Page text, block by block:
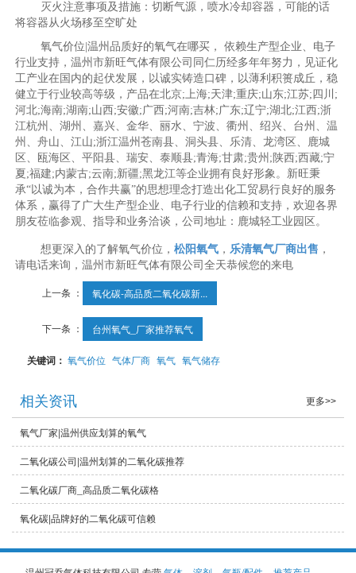
灭火注意事项及措施：切断气源，喷水冷却容器，可能的话
将容器从火场移至空旷处
氧气价位|温州品质好的氧气在哪买， 依赖生产型企业、电子
行业支持，温州市新旺气体有限公司同仁历经多年年努力，见证化
工产业在国内的起伏发展，以诚实铸造口碑，以薄利积篑成丘，稳
健立于行业较高等级，产品在北京;上海;天津;重庆;山东;江苏;四川;
河北;海南;湖南;山西;安徽;广西;河南;吉林;广东;辽宁;湖北;江西;浙
江杭州、湖州、嘉兴、金华、丽水、宁波、衢州、绍兴、台州、温
州、舟山、江山;浙江温州苍南县、洞头县、乐清、龙湾区、鹿城
区、瓯海区、平阳县、瑞安、泰顺县;青海;甘肃;贵州;陕西;西藏;宁
夏;福建;内蒙古;云南;新疆;黑龙江等企业拥有良好形象。新旺秉
承“以诚为本，合作共赢”的思想理念打造出化工贸易行良好的服务
体系，赢得了广大生产型企业、电子行业的信赖和支持，欢迎各界
朋友莅临参观、指导和业务洽谈，公司地址：鹿城轻工业园区。
想更深入的了解氧气价位，松阳氧气 ，乐清氧气厂商出售 ，
请电话来询，温州市新旺气体有限公司全天恭候您的来电
上一条 ： 氧化碳-高品质二氧化碳新...
下一条 ： 台州氧气_厂家推荐氧气
关键词：氧气价位 气体厂商 氧气 氧气储存
相关资讯 更多>>
氧气厂家|温州供应划算的氧气
二氧化碳公司|温州划算的二氧化碳推荐
二氧化碳厂商_高品质二氧化碳格
氧化碳|品牌好的二氧化碳可信赖